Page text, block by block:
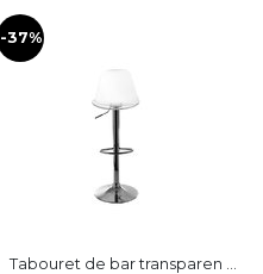
-37%
Tabouret de bar transparen ...